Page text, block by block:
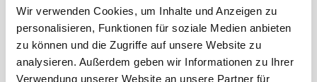
Wir verwenden Cookies, um Inhalte und Anzeigen zu
personalisieren, Funktionen für soziale Medien anbieten
zu können und die Zugriffe auf unsere Website zu
analysieren. Außerdem geben wir Informationen zu Ihrer
Verwendung unserer Website an unsere Partner für